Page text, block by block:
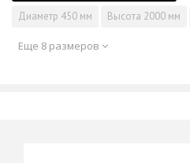
Диаметр 450 мм Высота 2000 мм
Еще 8 размеров